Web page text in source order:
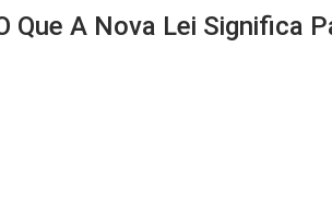
Que A Nova Lei Significa